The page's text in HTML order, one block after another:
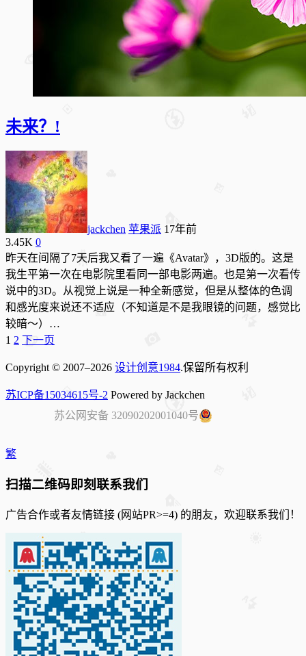
未来？!
jackchen 苹果派 17年前
3.45K 0
昨天在间隔了7天后我又看了一遍《Avatar》，3D版的。这是
我生平第一次在电影院里看同一部电影两遍。也是第一次看传
说中的3D。从视觉上说是一种全新感觉，但是从整体的色调
和感光度来说还不适应（不知道是不是我眼镜的问题，感觉比
较暗～）…
Posts
1 2 下一页
Copyright © 2007–2026 设计创意1984.保留所有权利
苏ICP备15034615号-2 Powered by Jackchen
苏公网安备 32090202001040号
繁
扫描二维码即刻联系我们
广告合作或者友情链接 (网站PR>=4) 的朋友，欢迎联系我们！